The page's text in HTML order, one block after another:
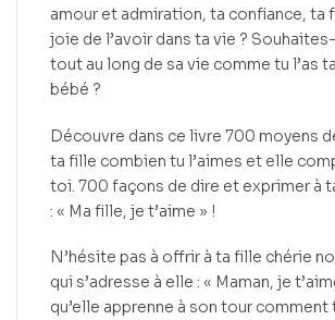
amour et admiration, ta confiance, ta
joie de l’avoir dans ta vie ?
tout au long de sa vie comme tu l’as
bébé ?
Découvre dans ce livre 700 moyens
ta fille combien tu l’aimes et elle
toi. 700 façons de dire et exprimer à
: « Ma fille, je t’aime » !
N’hésite pas à offrir à ta fille chérie
qui s’adresse à elle : « Maman, je
qu’elle apprenne à son tour